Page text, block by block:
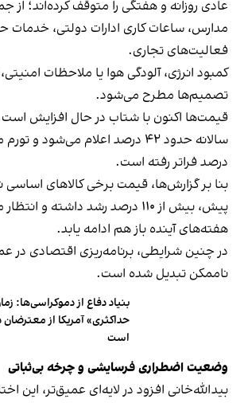
عادی روزانه و هفتگی را متوقف کرده‌اند؛ از
مدارس، ساعات کاری ادارات دولتی، خدمات
فعالیت‌های تجاری.
کمبود انرژی، آلودگی هوا یا ملاحظات
تصمیم‌ها مطرح می‌شود.
قیمت‌ها اکنون با شتاب در حال افزایش
درصد فراتر رفته است.
بنا بر گزارش‌ها، قیمت برخی کالاهای
پیش، بیش از ۱۱۰ درصد رشد داشته و
هفته‌های آینده باز هم ادامه یابد.
در چنین شرایطی، برنامه‌ریزی اقتصادی در
ناممکن تبدیل شده است.
بنیاد دفاع از دموکراسی‌ها:
حداکثری» آمریکا از معترضان
است
وضعیت اضطراری فرسایشی و چرخه بی‌ثباتی
بید‌الله‌خانی افزود در لایه‌ای عمیق‌تر، این